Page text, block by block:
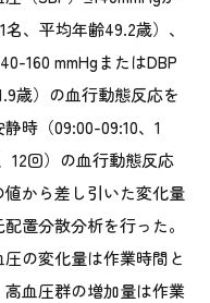
、平均年齢49.2歳）、
160 mmHgまたはDBP
歳）の血行動態反応を
時（09:00-09:10、1
12回）の血行動態反応
から差し引いた変化量
置分散分析を行った。
の変化量は作業時間と
血圧群の増加量は作業